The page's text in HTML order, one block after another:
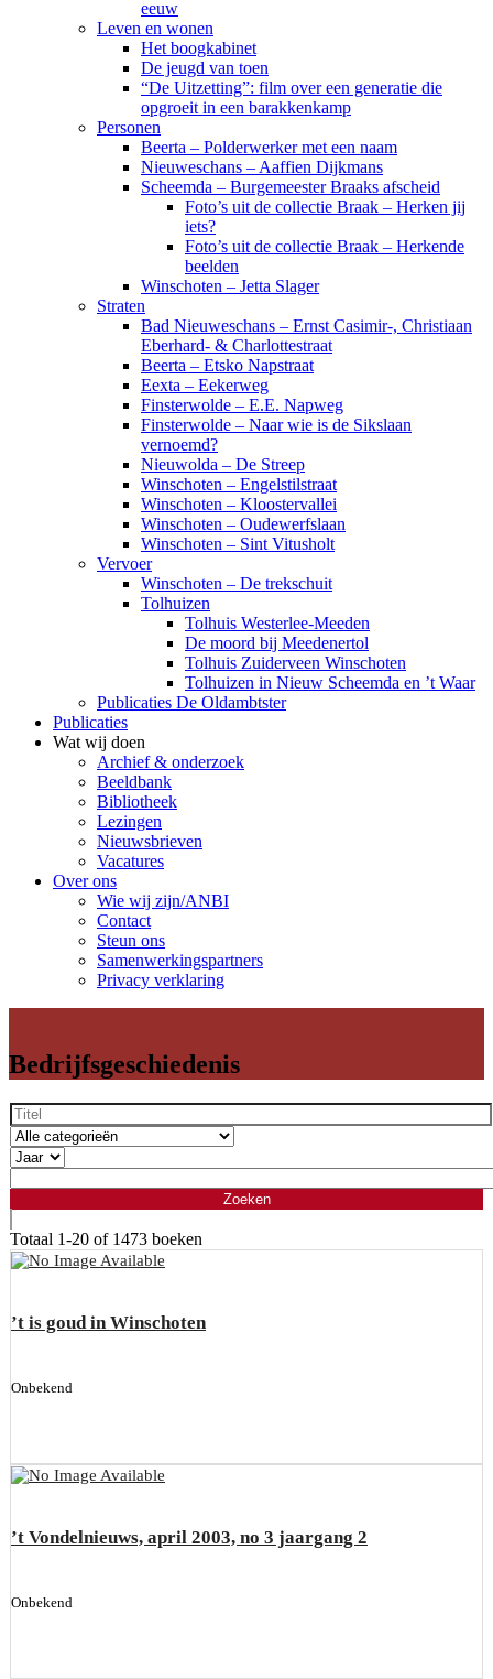
eeuw
Leven en wonen
Het boogkabinet
De jeugd van toen
“De Uitzetting”: film over een generatie die
opgroeit in een barakkenkamp
Personen
Beerta – Polderwerker met een naam
Nieuweschans – Aaffien Dijkmans
Scheemda – Burgemeester Braaks afscheid
Foto’s uit de collectie Braak – Herken jij
iets?
Foto’s uit de collectie Braak – Herkende
beelden
Winschoten – Jetta Slager
Straten
Bad Nieuweschans – Ernst Casimir-, Christiaan
Eberhard- & Charlottestraat
Beerta – Etsko Napstraat
Eexta – Eekerweg
Finsterwolde – E.E. Napweg
Finsterwolde – Naar wie is de Sikslaan
vernoemd?
Nieuwolda – De Streep
Winschoten – Engelstilstraat
Winschoten – Kloostervallei
Winschoten – Oudewerfslaan
Winschoten – Sint Vitusholt
Vervoer
Winschoten – De trekschuit
Tolhuizen
Tolhuis Westerlee-Meeden
De moord bij Meedenertol
Tolhuis Zuiderveen Winschoten
Tolhuizen in Nieuw Scheemda en ’t Waar
Publicaties De Oldambtster
Publicaties
Wat wij doen
Archief & onderzoek
Beeldbank
Bibliotheek
Lezingen
Nieuwsbrieven
Vacatures
Over ons
Wie wij zijn/ANBI
Contact
Steun ons
Samenwerkingspartners
Privacy verklaring
Bedrijfsgeschiedenis
Totaal 1-20 of 1473 boeken
’t is goud in Winschoten
Onbekend
’t Vondelnieuws, april 2003, no 3 jaargang 2
Onbekend